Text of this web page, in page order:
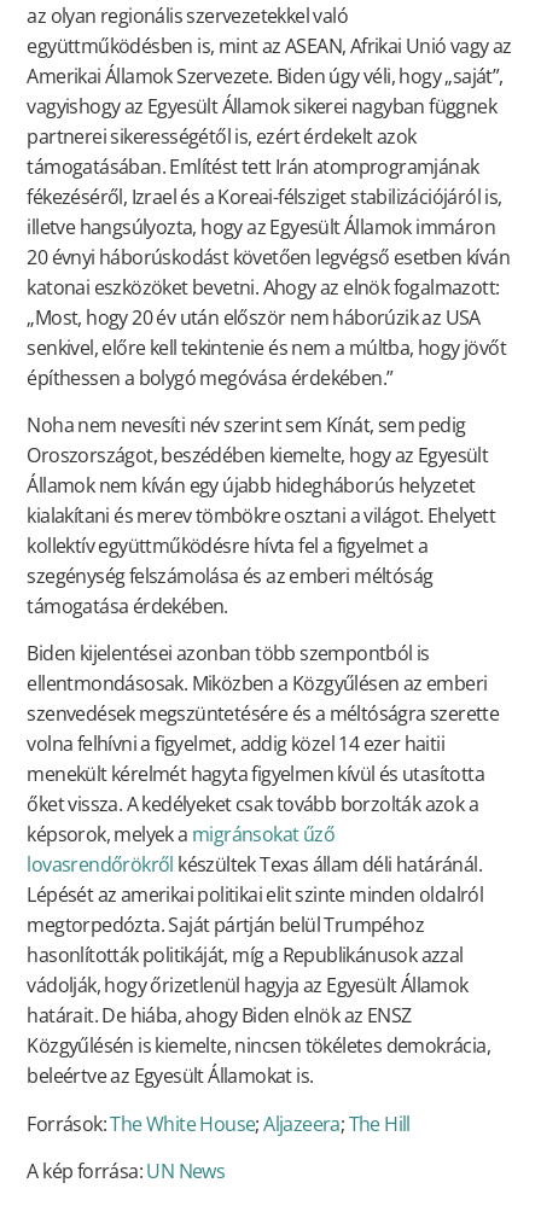
az olyan regionális szervezetekkel való
együttműködésben is, mint az ASEAN, Afrikai Unió vagy az
Amerikai Államok Szervezete. Biden úgy véli, hogy „saját”,
vagyishogy az Egyesült Államok sikerei nagyban függnek
partnerei sikerességétől is, ezért érdekelt azok
támogatásában. Említést tett Irán atomprogramjának
fékezéséről, Izrael és a Koreai-félsziget stabilizációjáról is,
illetve hangsúlyozta, hogy az Egyesült Államok immáron
20 évnyi háborúskodást követően legvégső esetben kíván
katonai eszközöket bevetni. Ahogy az elnök fogalmazott:
„Most, hogy 20 év után először nem háborúzik az USA
senkivel, előre kell tekintenie és nem a múltba, hogy jövőt
építhessen a bolygó megóvása érdekében.”
Noha nem nevesíti név szerint sem Kínát, sem pedig
Oroszországot, beszédében kiemelte, hogy az Egyesült
Államok nem kíván egy újabb hidegháborús helyzetet
kialakítani és merev tömbökre osztani a világot. Ehelyett
kollektív együttműködésre hívta fel a figyelmet a
szegénység felszámolása és az emberi méltóság
támogatása érdekében.
Biden kijelentései azonban több szempontból is
ellentmondásosak. Miközben a Közgyűlésen az emberi
szenvedések megszüntetésére és a méltóságra szerette
volna felhívni a figyelmet, addig közel 14 ezer haitii
menekült kérelmét hagyta figyelmen kívül és utasította
őket vissza. A kedélyeket csak tovább borzolták azok a
képsorok, melyek a migránsokat űző
lovasrendőrökről készültek Texas állam déli határánál.
Lépését az amerikai politikai elit szinte minden oldalról
megtorpedózta. Saját pártján belül Trumpéhoz
hasonlították politikáját, míg a Republikánusok azzal
vádolják, hogy őrizetlenül hagyja az Egyesült Államok
határait. De hiába, ahogy Biden elnök az ENSZ
Közgyűlésén is kiemelte, nincsen tökéletes demokrácia,
beleértve az Egyesült Államokat is.
Források:The White House;Aljazeera;The Hill
A kép forrása:UN News